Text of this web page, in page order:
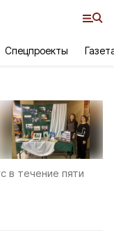
Спецпроекты
в течение пяти